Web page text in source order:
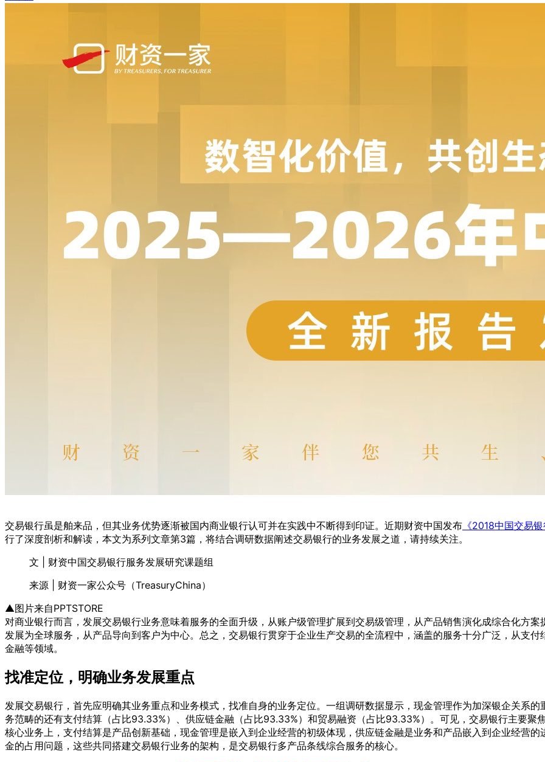
交易银行虽是舶来品，但其业务优势逐渐被国内商业银行认可并在实践中不断得到印证。近期财资中国发布 《2018中国交易
行了深度剖析和解读，本文为系列文章第3篇，将结合调研数据阐述交易银行的业务发展之道，请持续关注。
文 | 财资中国交易银行服务发展研究课题组
来源 | 财资一家公众号（TreasuryChina）
▲图片来自PPTSTORE
对商业银行而言，发展交易银行业务意味着服务的全面升级，从账户级管理扩展到交易级管理，从产品销售演化成综合化方
发展为全球服务，从产品导向到客户为中心。总之，交易银行贯穿于企业生产交易的全流程中，涵盖的服务十分广泛，从支
金融等领域。
找准定位，明确业务发展重点
发展交易银行，首先应明确其业务重点和业务模式，找准自身的业务定位。一组调研数据显示，现金管理作为加深银企关系
务范畴的还有支付结算（占比93.33%）、供应链金融（占比93.33%）和贸易融资（占比93.33%）。可见，交易银行主要聚
核心业务上，支付结算是产品创新基础，现金管理是嵌入到企业经营的初级体现，供应链金融是业务和产品嵌入到企业经营
金的占用问题，这些共同搭建交易银行业务的架构，是交易银行多产品条线综合服务的核心。